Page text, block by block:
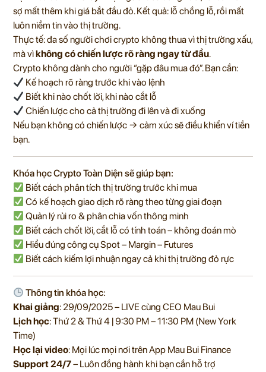
sợ mất thêm khi giá bắt đầu đỏ. Kết quả: lỗ chồng lỗ, rồi mất
luôn niềm tin vào thị trường.
Thực tế: đa số người chơi crypto không thua vì thị trường xấu,
mà vìkhông có chiến lược rõ ràng ngay từ đầu.
Crypto không dành cho người “gặp đâu mua đó”. Bạn cần:
Kế hoạch rõ ràng trước khi vào lệnh
Biết khi nào chốt lời, khi nào cắt lỗ
Chiến lược cho cả thị trường đi lên và đi xuống
Nếu bạn không có chiến lược → cảm xúc sẽ điều khiển ví tiền
bạn.
Khóa học Crypto Toàn Diện sẽ giúp bạn:
Biết cách phân tích thị trường trước khi mua
Có kế hoạch giao dịch rõ ràng theo từng giai đoạn
Quản lý rủi ro & phân chia vốn thông minh
Biết cách chốt lời, cắt lỗ có tính toán – không đoán mò
Hiểu đúng công cụ Spot – Margin – Futures
Biết cách kiếm lợi nhuận ngay cả khi thị trường đỏ rực
Thông tin khóa học:
Khai giảng: 29/09/2025 – LIVE cùng CEO Mau Bui
Lịch học: Thứ 2 & Thứ 4 | 9:30 PM – 11:30 PM (New York
Time)
Học lại video: Mọi lúc mọi nơi trên App Mau Bui Finance
Support 24/7– Luôn đồng hành khi bạn cần hỗ trợ